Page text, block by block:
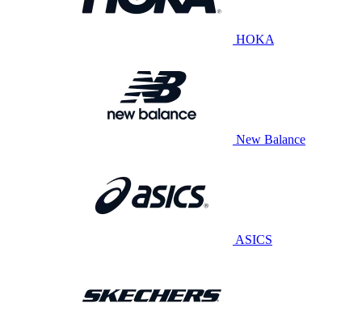
HOKA
New Balance
ASICS